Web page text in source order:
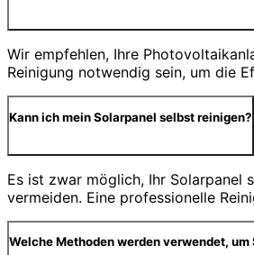
Wir empfehlen, Ihre
Reinigung notwendig sein, um die
Kann ich mein Solarpanel selbst reinigen?
Es ist zwar möglich, Ihr Solarpanel
vermeiden. Eine professionelle
Welche Methoden werden verwendet,